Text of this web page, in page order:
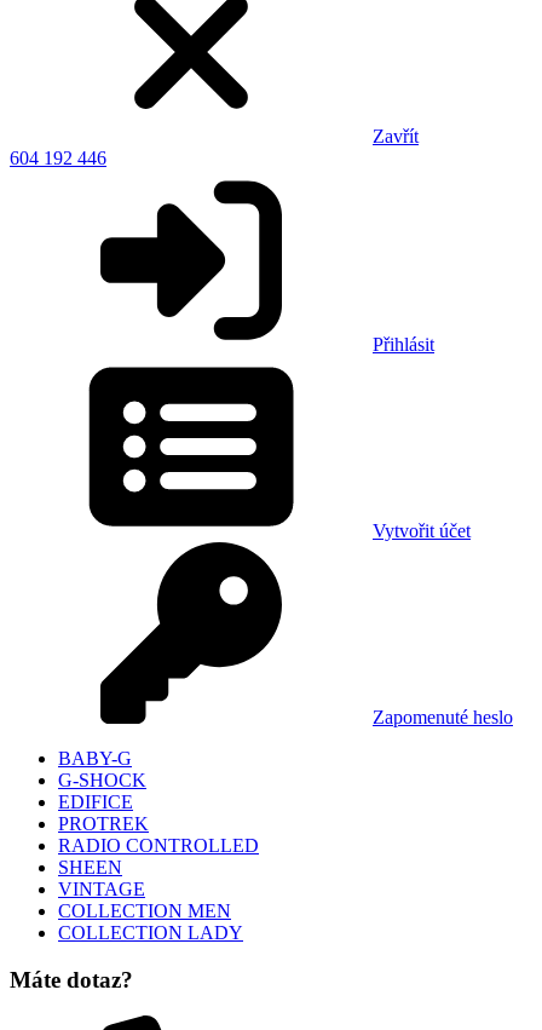
Zavřít
604 192 446
Přihlásit
Vytvořit účet
Zapomenuté heslo
BABY-G
G-SHOCK
EDIFICE
PROTREK
RADIO CONTROLLED
SHEEN
VINTAGE
COLLECTION MEN
COLLECTION LADY
Máte dotaz?